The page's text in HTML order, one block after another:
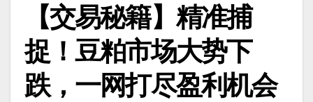
【交易秘籍】精准捕
捉！豆粕市场大势下
跌，一网打尽盈利机会